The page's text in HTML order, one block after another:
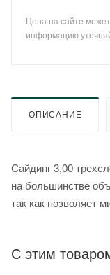
Цена на сайте
информацию
ОПИСАНИЕ
Сайдинг 3,00
на большинстве
так как позволяет
С этим